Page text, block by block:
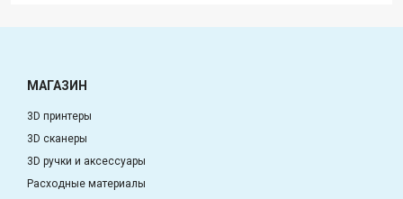
МАГАЗИН
3D принтеры
3D сканеры
3D ручки и аксессуары
Расходные материалы